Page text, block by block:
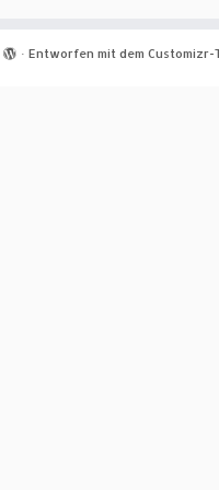
· Entworfen mit dem Customizr-